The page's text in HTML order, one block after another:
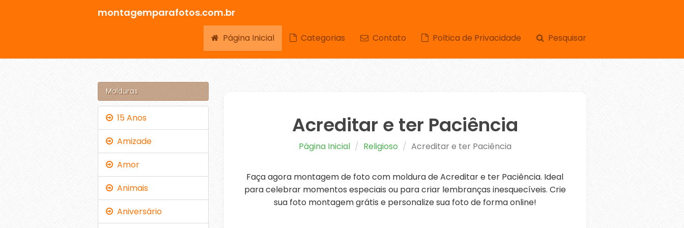
montagemparafotos.com.br
Página Inicial Categorias Contato Poltica de Privacidade Pesquisar
Acreditar e ter Paciência
Página Inicial Religioso Acreditar e ter Paciência
Faça agora montagem de foto com moldura de Acreditar e ter Paciência. Ideal
para celebrar momentos especiais ou para criar lembranças inesquecíveis. Crie
sua foto montagem grátis e personalize sua foto de forma online!
Molduras
15 Anos
Amizade
Amor
Animais
Aniversário